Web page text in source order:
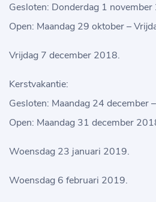
Gesloten: Donderdag 1
Open: Maandag 29 oktober –
Vrijdag 7 december 2018.
Kerstvakantie:
Gesloten: Maandag 24
Open: Maandag 31 december
Woensdag 23 januari 2019.
Woensdag 6 februari 2019.